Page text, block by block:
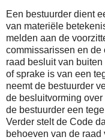
Een bestuurder dient
van materiële
melden aan de
commissarissen en de
raad besluit van
of sprake is van een
neemt de bestuurder
de besluitvorming
de bestuurder een
Verder stelt de Code
behoeven van de